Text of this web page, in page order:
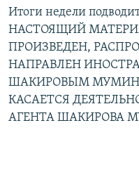
Итоги недели
НАСТОЯЩИЙ
ПРОИЗВЕДЕН,
НАПРАВЛЕН
ШАКИРОВЫМ
КАСАЕТСЯ
АГЕНТА ШАКИРОВА